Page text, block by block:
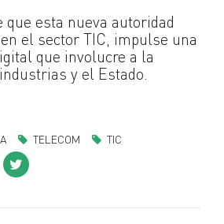
esta nueva autoridad
el sector TIC, impulse una
que involucre a la
y el Estado.
TELECOM TIC